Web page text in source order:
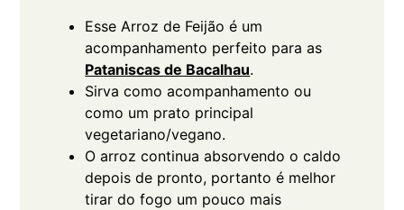
Esse Arroz de Feijão é um
acompanhamento perfeito para as
Pataniscas de Bacalhau.
Sirva como acompanhamento ou
como um prato principal
vegetariano/vegano.
O arroz continua absorvendo o caldo
depois de pronto, portanto é melhor
tirar do fogo um pouco mais